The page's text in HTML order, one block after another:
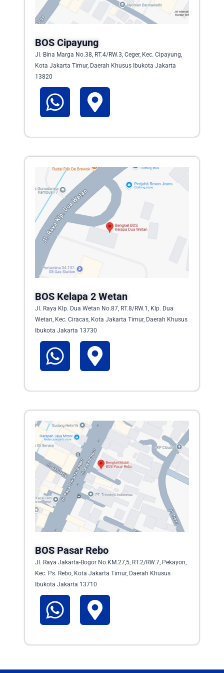
BOS Cipayung
Jl. Bina Marga No.38, RT.4/RW.3, Ceger, Kec. Cipayung,
Kota Jakarta Timur, Daerah Khusus Ibukota Jakarta
13820
BOS Kelapa 2 Wetan
Jl. Raya Klp. Dua Wetan No.87, RT.8/RW.1, Klp. Dua
Wetan, Kec. Ciracas, Kota Jakarta Timur, Daerah Khusus
Ibukota Jakarta 13730
BOS Pasar Rebo
Jl. Raya Jakarta-Bogor No.KM.27,5, RT.2/RW.7, Pekayon,
Kec. Ps. Rebo, Kota Jakarta Timur, Daerah Khusus
Ibukota Jakarta 13710